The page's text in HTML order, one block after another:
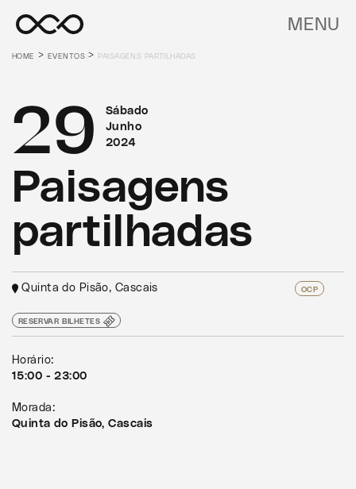
MENU
HOME >EVENTOS > PAISAGENS PARTILHADAS
Sábado
Junho
2024
29
Paisagens
partilhadas
Quinta do Pisão, Cascais OCP
RESERVAR BILHETES
Horário:
15:00 - 23:00
Morada:
Quinta do Pisão, Cascais